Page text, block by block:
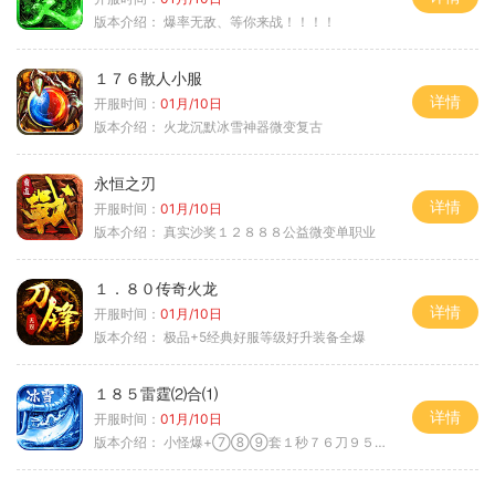
版本介绍： 爆率无敌、等你来战！！！！
１７６散人小服
开服时间： 01月/10日
版本介绍： 火龙沉默冰雪神器微变复古
详情
永恒之刃
开服时间： 01月/10日
版本介绍： 真实沙奖１２８８８公益微变单职业
详情
１．８０传奇火龙
开服时间： 01月/10日
版本介绍： 极品+5经典好服等级好升装备全爆
详情
１８５雷霆⑵合⑴
开服时间： 01月/10日
版本介绍： 小怪爆+⑦⑧⑨套１秒７６刀９５范围捡
详情